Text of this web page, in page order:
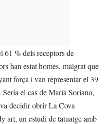
61 % dels receptors de
han estat homes, malgrat que
força i van representar el 39
el cas de María Soriano,
decidir obrir La Cova
art, un estudi de tatuatge amb